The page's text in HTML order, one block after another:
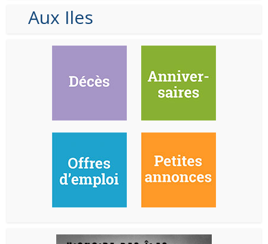
Aux Iles